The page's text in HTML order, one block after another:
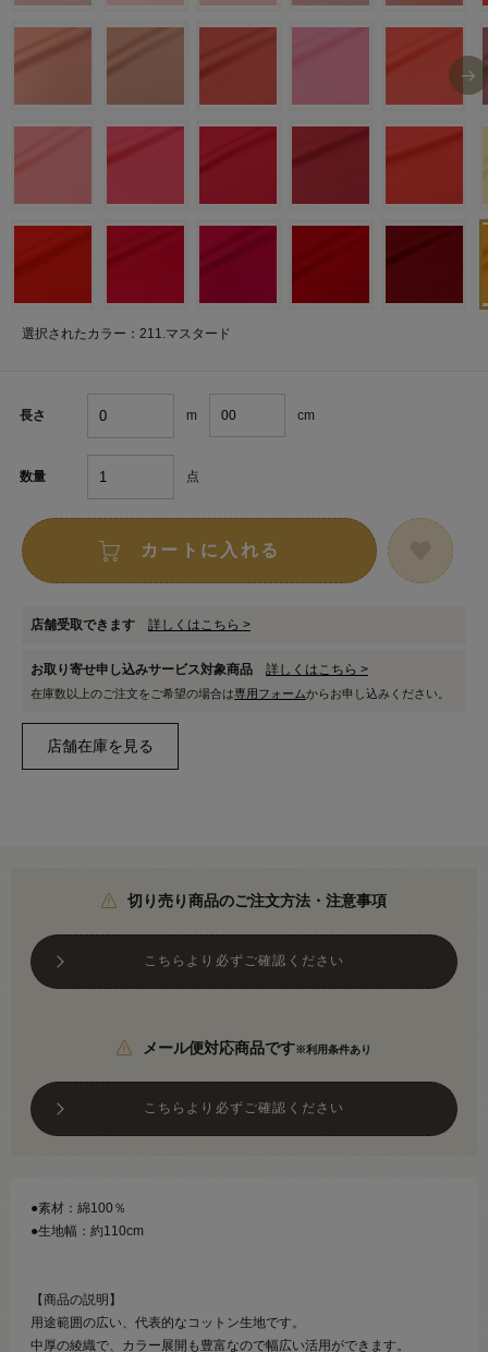
選択されたカラー：211.マスタード
長さ m cm
数量 点
カートに入れる
店舗受取できます 詳しくはこちら >
お取り寄せ申し込みサービス対象商品 詳しくはこちら >
在庫数以上のご注文をご希望の場合は専用フォームからお申し込みください。
切り売り商品のご注文方法・注意事項
こちらより必ずご確認ください
メール便対応商品です※利用条件あり
こちらより必ずご確認ください
●素材：綿100％
●生地幅：約110cm
【商品の説明】
用途範囲の広い、代表的なコットン生地です。
中厚の綾織で、カラー展開も豊富なので幅広い活用ができます。